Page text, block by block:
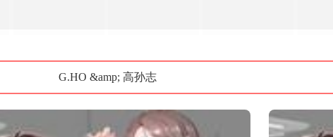
G.HO &amp; 高孙志